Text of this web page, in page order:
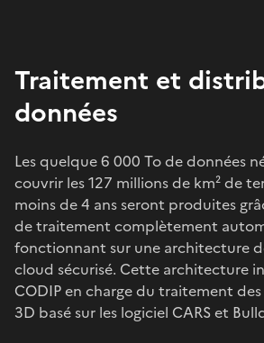
Traitement et
données
Les quelque 6 000 To de données
couvrir les 127 millions de km² de
moins de 4 ans seront produites
de traitement complètement
fonctionnant sur une architecture
cloud sécurisé. Cette architecture
CODIP en charge du traitement
3D basé sur les logiciel CARS et